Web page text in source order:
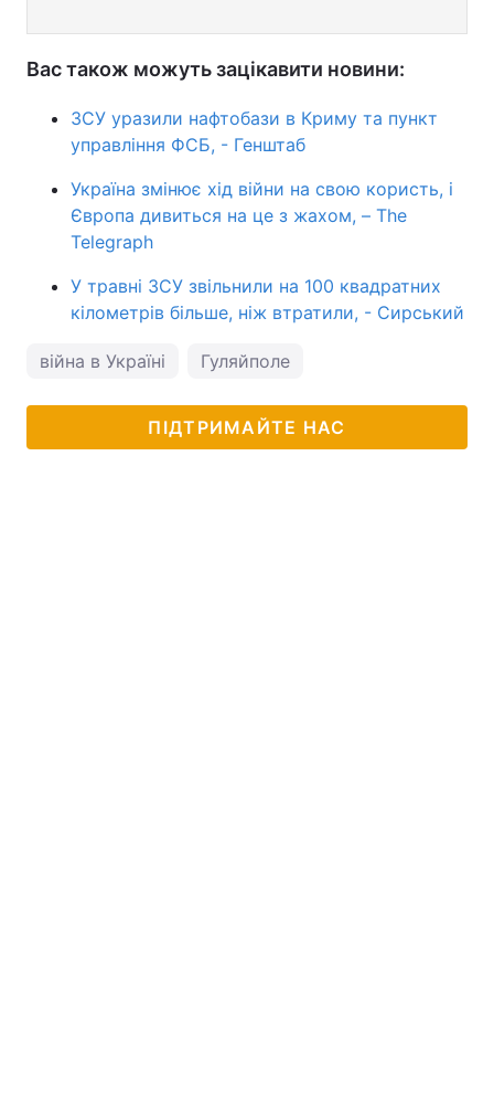
Вас також можуть зацікавити новини:
ЗСУ уразили нафтобази в Криму та пункт
управління ФСБ, - Генштаб
Україна змінює хід війни на свою користь, і
Європа дивиться на це з жахом, – The
Telegraph
У травні ЗСУ звільнили на 100 квадратних
кілометрів більше, ніж втратили, - Сирський
війна в Україні Гуляйполе
ПІДТРИМАЙТЕ НАС